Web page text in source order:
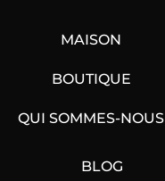
MAISON
BOUTIQUE
QUI SOMMES-NOUS
BLOG